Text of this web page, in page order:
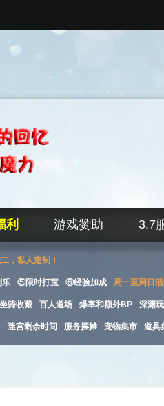
利 游戏赞助 3.7
，私人定制！
⑤限时打宝 ⑥经验加成 周一至周日
坐骑收藏 百人道场 爆率和额外BP 深渊
迷宫剩余时间 服务摆摊 宠物集市 道具